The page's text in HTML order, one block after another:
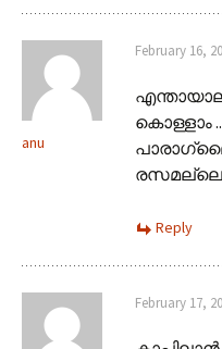
anu
February 16,
കൊള്ളാം
Reply
February 17,